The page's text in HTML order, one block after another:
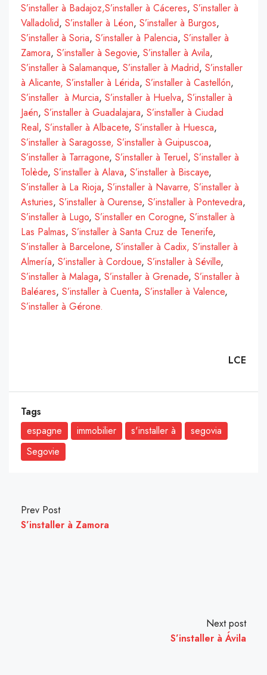
S’installer à Badajoz,S’installer à Cáceres, S’installer à
Valladolid, S’installer à Léon, S’installer à Burgos,
S’installer à Soria, S’installer à Palencia, S’installer à
Zamora, S’installer à Segovie, S’installer à Avila,
S’installer à Salamanque, S’installer à Madrid, S’installer
à Alicante, S’installer à Lérida, S’installer à Castellón,
S’installer à Murcia, S’installer à Huelva, S’installer à
Jaén, S’installer à Guadalajara, S’installer à Ciudad
Real, S’installer à Albacete, S’installer à Huesca,
S’installer à Saragosse, S’installer à Guipuscoa,
S’installer à Tarragone, S’installer à Teruel, S’installer à
Tolède, S’installer à Alava, S’installer à Biscaye,
S’installer à La Rioja, S’installer à Navarre, S’installer à
Asturies, S’installer à Ourense, S’installer à Pontevedra,
S’installer à Lugo, S’installer en Corogne, S’installer à
Las Palmas, S’installer à Santa Cruz de Tenerife,
S’installer à Barcelone, S’installer à Cadix, S’installer à
Almería, S’installer à Cordoue, S’installer à Séville,
S’installer à Malaga, S’installer à Grenade, S’installer à
Baléares, S’installer à Cuenta, S’installer à Valence,
S’installer à Gérone.
LCE
Tags
espagne
immobilier s'installer à
segovia
Segovie
Prev Post
S’installer à Zamora
Next post
S’installer à Ávila